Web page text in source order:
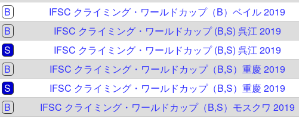
B IFSC クライミング・ワールドカップ（B）ベイル 2019
B IFSC クライミング・ワールドカップ (B,S) 呉江 2019
S IFSC クライミング・ワールドカップ (B,S) 呉江 2019
B IFSC クライミング・ワールドカップ（B,S）重慶 2019
S IFSC クライミング・ワールドカップ（B,S）重慶 2019
B IFSC クライミング・ワールドカップ（B,S）モスクワ 2019